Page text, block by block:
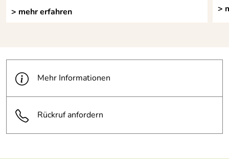
> mehr erfahren
>
Mehr Informationen
Rückruf anfordern